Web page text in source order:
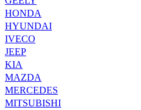
HONDA
HYUNDAI
IVECO
JEEP
KIA
MAZDA
MERCEDES
MITSUBISHI